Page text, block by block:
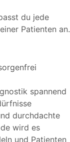
du jede
Patienten an.
spannend
durchdachte
wird es
und Patienten